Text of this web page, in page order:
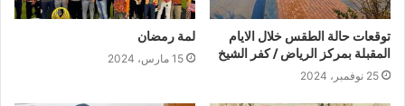
توقعات حالة الطقس خلال الايام
المقبلة بمركز الرياض / كفر الشيخ
25 نوفمبر، 2024
لمة رمضان
15 مارس، 2024